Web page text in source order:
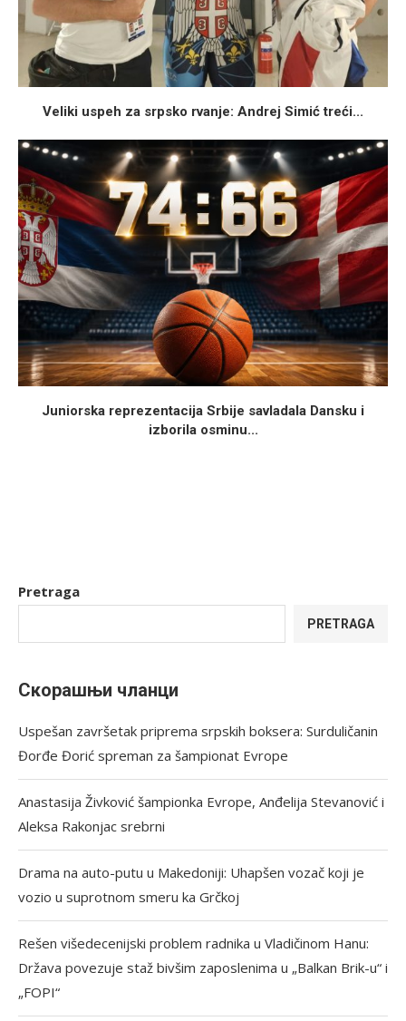
Veliki uspeh za srpsko rvanje: Andrej Simić treći...
Juniorska reprezentacija Srbije savladala Dansku i
izborila osminu...
Pretraga
PRETRAGA
Скорашњи чланци
Uspešan završetak priprema srpskih boksera: Surduličanin
Đorđe Đorić spreman za šampionat Evrope
Anastasija Živković šampionka Evrope, Anđelija Stevanović i
Aleksa Rakonjac srebrni
Drama na auto-putu u Makedoniji: Uhapšen vozač koji je
vozio u suprotnom smeru ka Grčkoj
Rešen višedecenijski problem radnika u Vladičinom Hanu:
Država povezuje staž bivšim zaposlenima u „Balkan Brik-u“ i
„FOPI“